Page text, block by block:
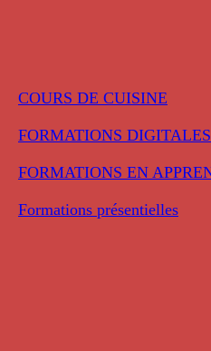
COURS DE CUISINE
FORMATIONS DIGITALES
FORMATIONS EN
Formations présentielles